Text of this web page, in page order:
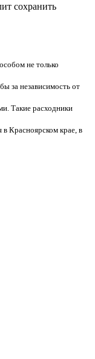
сохранить
не только
за независимость от
Такие расходники
Красноярском крае, в